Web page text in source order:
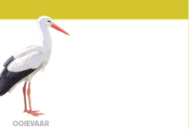
OOIEVAAR